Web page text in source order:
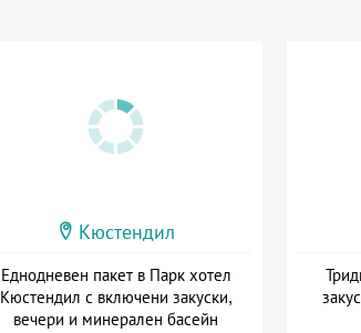
Кюстендил
Еднодневен пакет в Парк хотел
Кюстендил с включени закуски,
вечери и минерален басейн